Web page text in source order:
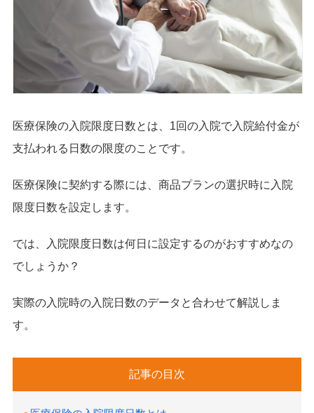
医療保険の入院限度日数とは、1回の入院で入院給付金が
支払われる日数の限度のことです。
医療保険に契約する際には、商品プランの選択時に入院
限度日数を設定します。
では、入院限度日数は何日に設定するのがおすすめなの
でしょうか？
実際の入院時の入院日数のデータと合わせて解説しま
す。
記事の目次